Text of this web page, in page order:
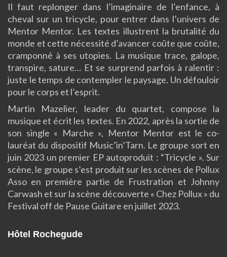
Il faut replonger dans l’imaginaire de l’enfance, à
cheval sur un tricycle, pour entrer dans l’univers de
Mentor Mentor. Les textes illustrent la brutalité du
monde et cette nécessité d’avancer coûte que coûte,
cramponné à ses utopies. La musique trace, galope,
transpire, sature… Et se surprend parfois à ralentir :
juste le temps de contempler le paysage. Un défouloir
pour le corps et l’esprit.
Martin Mazelier, leader du quartet, compose la
musique et écrit les textes. En 2022, après la sortie de
son single « Marche », Mentor Mentor est le co-
lauréat du dispositif Music’in’Tarn. Le groupe sort en
juin 2023 un premier EP autoproduit : “Tricycle ». Sur
scène, le groupe s’est produit sur les scènes de Pollux
Asso en première partie de Frustration et Johnny
Carwash et sur la scène découverte « Chez Pollux » du
Festival off de Pause Guitare en juillet 2023.
Hôtel Rochegude